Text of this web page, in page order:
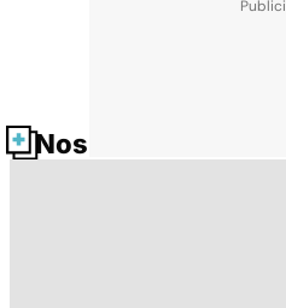
Nos fiches santé